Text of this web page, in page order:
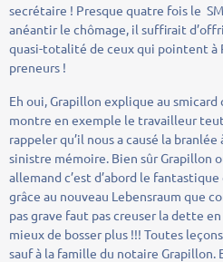
secrétaire ! Presque quatre fois le
anéantir le chômage, il suffirait
quasi-totalité de ceux qui pointent à
preneurs !
Eh oui, Grapillon explique au
montre en exemple le travailleur
rappeler qu’il nous a causé la
sinistre mémoire. Bien sûr Grapillon
allemand c’est d’abord le
grâce au nouveau Lebensraum que
pas grave faut pas creuser la dette
mieux de bosser plus !!! Toutes
sauf à la famille du notaire Grapillon.